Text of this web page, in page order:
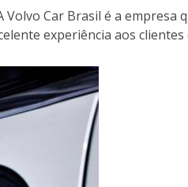
Car Brasil é a empresa
experiência aos